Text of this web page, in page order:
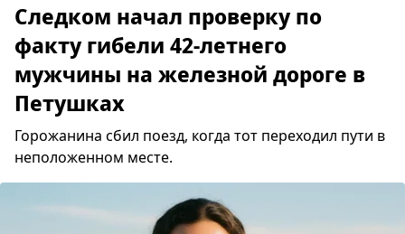
Следком начал проверку по
факту гибели 42-летнего
мужчины на железной дороге в
Петушках
Горожанина сбил поезд, когда тот переходил пути в
неположенном месте.